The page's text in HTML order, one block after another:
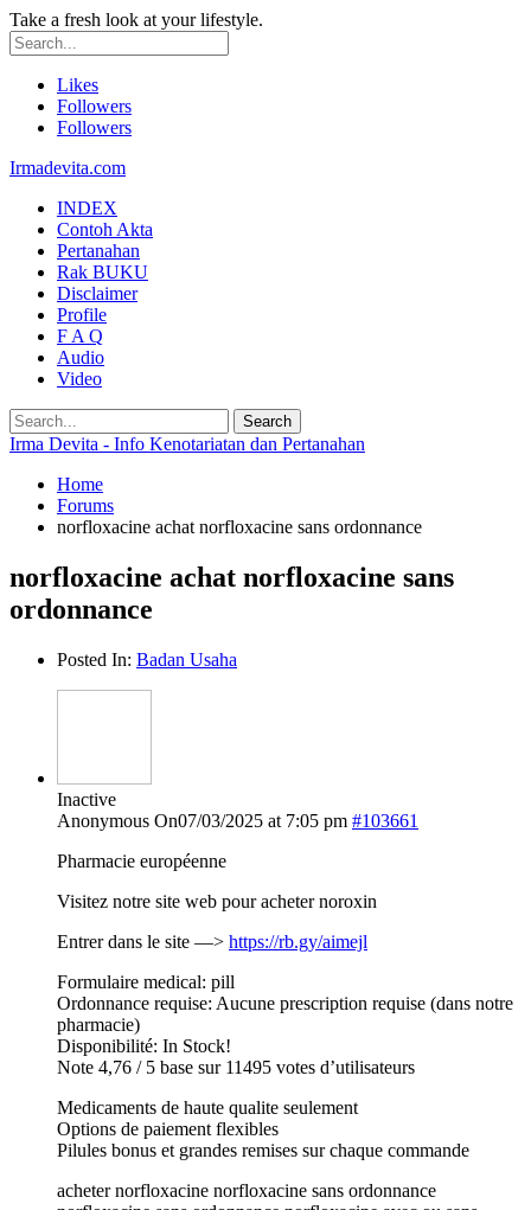
Take a fresh look at your lifestyle.
Likes
Followers
Followers
Irmadevita.com
INDEX
Contoh Akta
Pertanahan
Rak BUKU
Disclaimer
Profile
F A Q
Audio
Video
Irma Devita - Info Kenotariatan dan Pertanahan
Home
Forums
norfloxacine achat norfloxacine sans ordonnance
norfloxacine achat norfloxacine sans
ordonnance
Posted In: Badan Usaha
Inactive
Anonymous On07/03/2025 at 7:05 pm #103661
Pharmacie européenne
Visitez notre site web pour acheter noroxin
Entrer dans le site —> https://rb.gy/aimejl
Formulaire medical: pill
Ordonnance requise: Aucune prescription requise (dans notre
pharmacie)
Disponibilité: In Stock!
Note 4,76 / 5 base sur 11495 votes d’utilisateurs
Medicaments de haute qualite seulement
Options de paiement flexibles
Pilules bonus et grandes remises sur chaque commande
acheter norfloxacine norfloxacine sans ordonnance